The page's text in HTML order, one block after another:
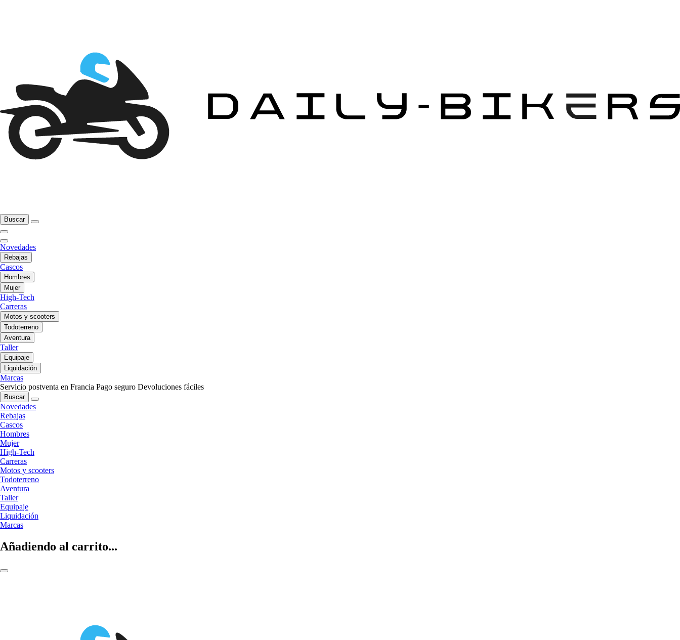
Buscar
Novedades
Rebajas
Cascos
Hombres
Mujer
High-Tech
Carreras
Motos y scooters
Todoterreno
Aventura
Taller
Equipaje
Liquidación
Marcas
Servicio postventa en Francia Pago seguro Devoluciones fáciles
Buscar
Novedades
Rebajas
Cascos
Hombres
Mujer
High-Tech
Carreras
Motos y scooters
Todoterreno
Aventura
Taller
Equipaje
Liquidación
Marcas
Añadiendo al carrito...